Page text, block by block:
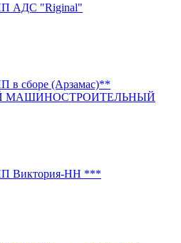
АДС "Riginal"
в сборе (Арзамас)**
МАШИНОСТРОИТЕЛЬНЫЙ
Виктория-НН ***